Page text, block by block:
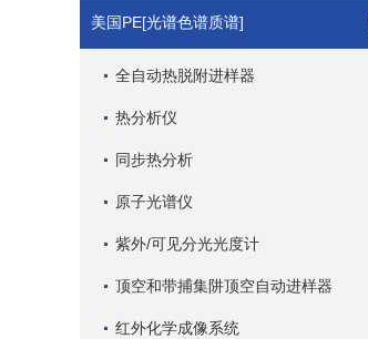
美国PE[光谱色谱质谱]
全自动热脱附进样器
热分析仪
同步热分析
原子光谱仪
紫外/可见分光光度计
顶空和带捕集阱顶空自动进样器
红外化学成像系统